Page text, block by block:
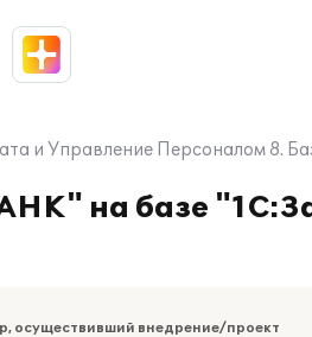
и Управление Персоналом 8.
на базе
осуществивший внедрение/проект